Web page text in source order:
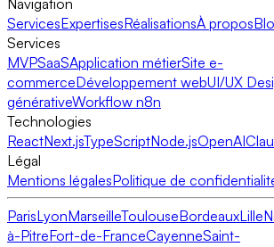
ServicesExpertisesRéalisationsÀ propos
Services
MVPSaaSApplication métierSite e-
commerceDéveloppement webUI/UX
générativeWorkflow n8n
Technologies
ReactNext.jsTypeScriptNode.jsOpenAI
Légal
Mentions légalesPolitique de
ParisLyonMarseilleToulouseBordeauxLille
à-PitreFort-de-FranceCayenneSaint-